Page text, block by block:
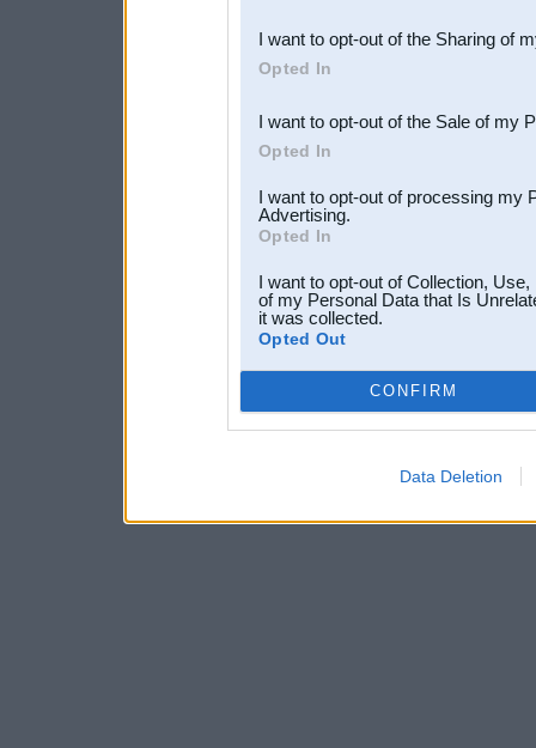
Downstream Participants
third parties.
I want to opt-out of the Sharing of
Opted In
I want to opt-out of the Sale of my
Opted In
I want to opt-out of processing my
Advertising.
Opted In
I want to opt-out of Collection,
of my Personal Data that Is
it was collected.
Opted Out
CONFIRM
Data Deletion